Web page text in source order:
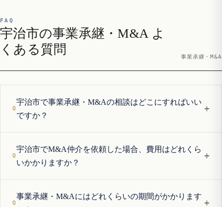
FAQ
宇治市の事業承継・M&A よ
くある質問
事業承継・M&A
宇治市で事業承継・M&Aの相談はどこにすればいい
ですか？
+
宇治市でM&A仲介を依頼した場合、費用はどれくら
いかかりますか？
+
事業承継・M&Aにはどれくらいの期間がかかります
+